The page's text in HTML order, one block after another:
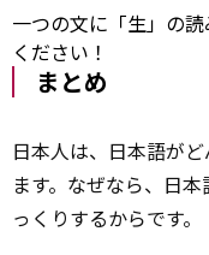
一つの文に「生」の
ください！
まとめ
日本人は、日本語が
ます。なぜなら、日
っくりするからです。